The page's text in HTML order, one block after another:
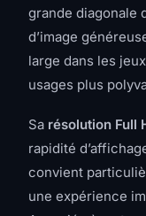
grande diagonale
d’image
large dans les
usages plus
Sa résolution Full
rapidité
convient
une expérience